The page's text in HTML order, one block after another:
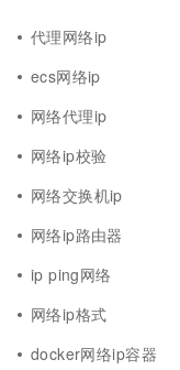
代理网络ip
ecs网络ip
网络代理ip
网络ip校验
网络交换机ip
网络ip路由器
ip ping网络
网络ip格式
docker网络ip容器